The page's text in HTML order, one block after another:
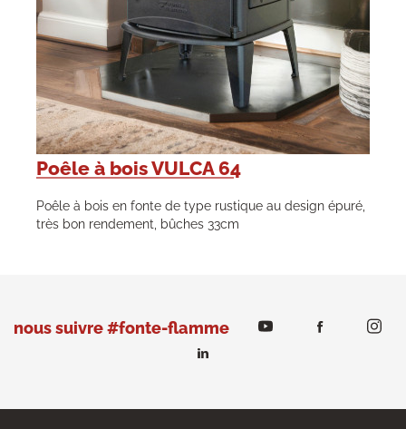
Poêle à bois VULCA 64
Poêle à bois en fonte de type rustique au design épuré,
très bon rendement, bûches 33cm
nous suivre #fonte-flamme